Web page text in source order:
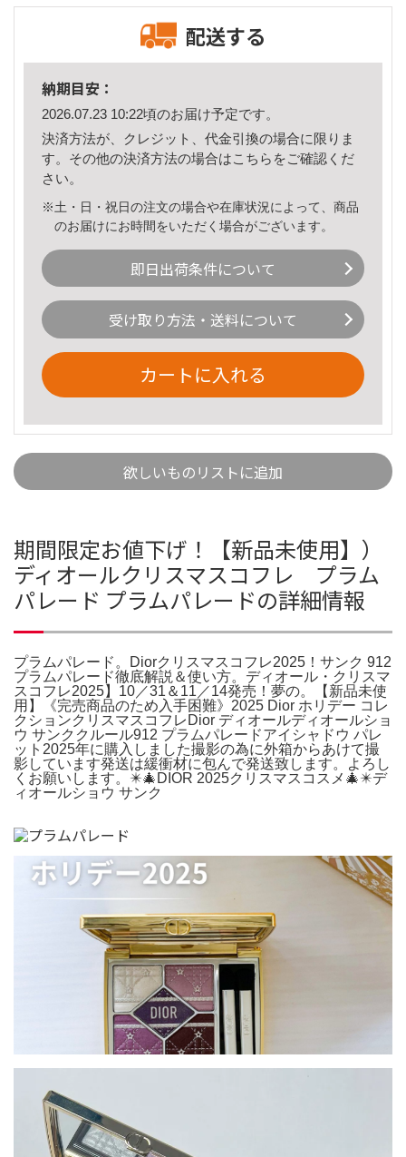
配送する
納期目安：
2026.07.23 10:22頃のお届け予定です。
決済方法が、クレジット、代金引換の場合に限りま
す。その他の決済方法の場合はこちら をご確認くだ
さい。
※土・日・祝日の注文の場合や在庫状況によって、商品
のお届けにお時間をいただく場合がございます。
即日出荷条件について
受け取り方法・送料について
カートに入れる
欲しいものリストに追加
期間限定お値下げ！【新品未使用】）
ディオールクリスマスコフレ プラム
パレード プラムパレードの詳細情報
プラムパレード。Diorクリスマスコフレ2025！サンク 912
プラムパレード徹底解説＆使い方。ディオール・クリスマ
スコフレ2025】10／31＆11／14発売！夢の。【新品未使
用】《完売商品のため入手困難》2025 Dior ホリデー コレ
クションクリスマスコフレDior ディオールディオールショ
ウ サンククルール912 プラムパレードアイシャドウ パレ
ット2025年に購入しました撮影の為に外箱からあけて撮
影しています発送は緩衝材に包んで発送致します。よろし
くお願いします。✴️🎄DIOR 2025クリスマスコスメ🎄✴️デ
ィオールショウ サンク